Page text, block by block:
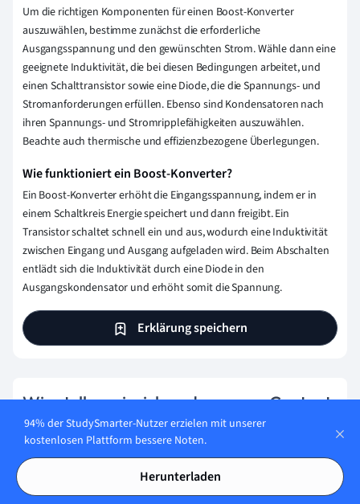
Um die richtigen Komponenten für einen Boost-Konverter
auszuwählen, bestimme zunächst die erforderliche
Ausgangsspannung und den gewünschten Strom. Wähle dann eine
geeignete Induktivität, die bei diesen Bedingungen arbeitet, und
einen Schalttransistor sowie eine Diode, die die Spannungs- und
Stromanforderungen erfüllen. Ebenso sind Kondensatoren nach
ihren Spannungs- und Stromripplefähigkeiten auszuwählen.
Beachte auch thermische und effizienzbezogene Überlegungen.
Wie funktioniert ein Boost-Konverter?
Ein Boost-Konverter erhöht die Eingangsspannung, indem er in
einem Schaltkreis Energie speichert und dann freigibt. Ein
Transistor schaltet schnell ein und aus, wodurch eine Induktivität
zwischen Eingang und Ausgang aufgeladen wird. Beim Abschalten
entlädt sich die Induktivität durch eine Diode in den
Ausgangskondensator und erhöht somit die Spannung.
Erklärung speichern
Wie stellen wir sicher, dass unser Content
korrekt und vertrauenswürdig ist?
die Millionen von Studierende unterstützt. Lerne die
Menschen kennen, die hart daran arbeiten, Fakten
94% der StudySmarter-Nutzer erzielen mit unserer
kostenlosen Plattform bessere Noten.
Herunterladen